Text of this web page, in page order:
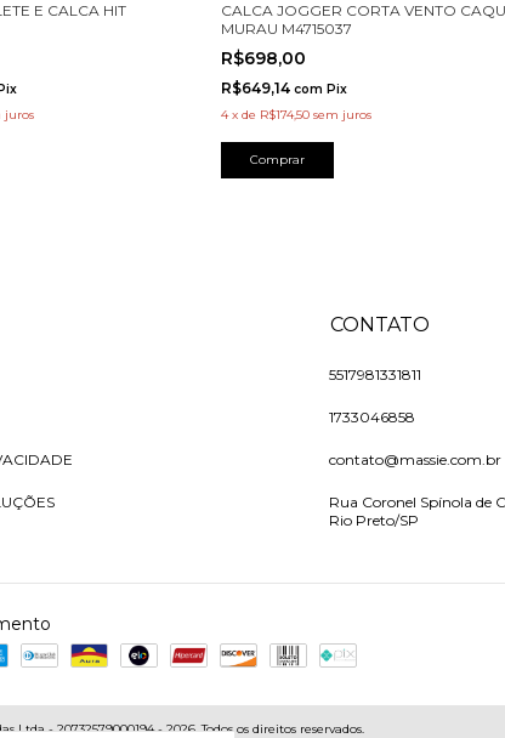
E CALCA HIT
juros
CALCA JOGGER CORTA VENTO
MURAU M4715037
R$698,00
R$649,14com Pix
4 xde R$174,50 sem juros
Comprar
CONTATO
5517981331811
1733046858
contato@massie.com.br
Rua Coronel Spínola de
Rio Preto/SP
Ltda - 20732579000194 - 2026. Todos os direitos reservados.